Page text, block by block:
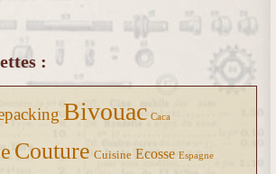
:
Bivouac Caca
Couture Cuisine Ecosse Espagne